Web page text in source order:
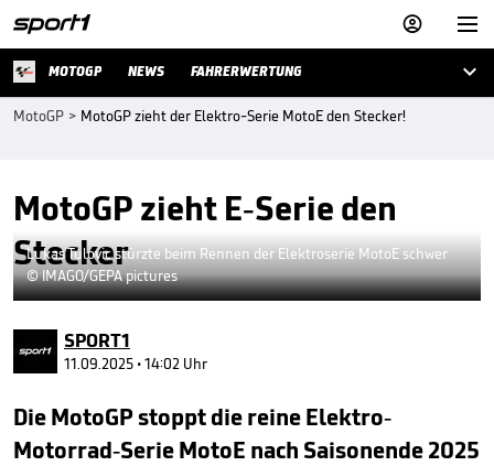


MOTOGP NEWS FAHRERWERTUNG 
MotoGP > MotoGP zieht der Elektro-Serie MotoE den Stecker!
MotoGP zieht E-Serie den
Stecker
Lukas Tulovic stürzte beim Rennen der Elektroserie MotoE schwer
© IMAGO/GEPA pictures
SPORT1
11.09.2025 • 14:02 Uhr
Die MotoGP stoppt die reine Elektro-
Motorrad-Serie MotoE nach Saisonende 2025